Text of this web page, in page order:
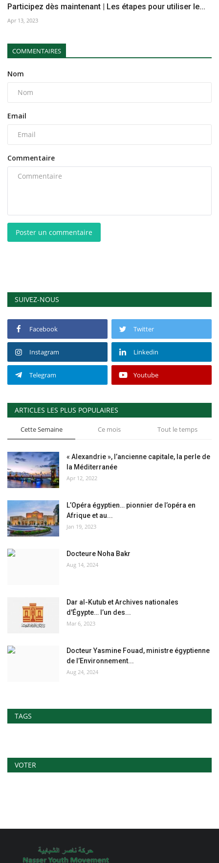
Participez dès maintenant | Les étapes pour utiliser le...
Apr 13, 2023
COMMENTAIRES
Nom
Email
Commentaire
Poster un commentaire
SUIVEZ-NOUS
Facebook Twitter
Instagram Linkedin
Telegram Youtube
ARTICLES LES PLUS POPULAIRES
Cette Semaine Ce mois Tout le temps
« Alexandrie », l’ancienne capitale, la perle de
la Méditerranée
Apr 12, 2022
L’Opéra égyptien… pionnier de l’opéra en
Afrique et au...
Jan 19, 2023
Docteure Noha Bakr
Aug 14, 2024
Dar al-Kutub et Archives nationales
d'Égypte… l’un des...
Mar 6, 2023
Docteur Yasmine Fouad, ministre égyptienne
de l’Environnement...
Aug 24, 2024
TAGS
VOTER